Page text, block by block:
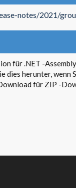
notes/2021/
für .NET -
dies herunter,
für ZIP -